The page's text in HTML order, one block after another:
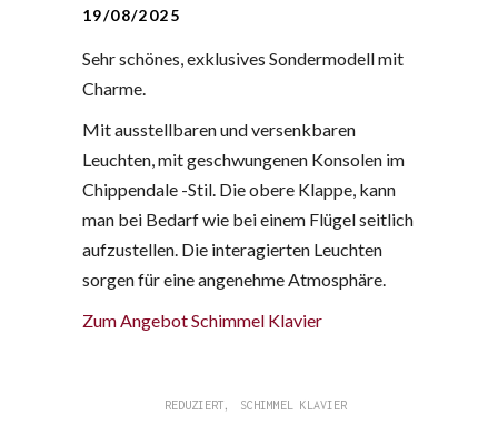
19/08/2025
Sehr schönes, exklusives Sondermodell mit
Charme.
Mit ausstellbaren und versenkbaren
Leuchten, mit geschwungenen Konsolen im
Chippendale -Stil. Die obere Klappe, kann
man bei Bedarf wie bei einem Flügel seitlich
aufzustellen. Die interagierten Leuchten
sorgen für eine angenehme Atmosphäre.
Zum Angebot Schimmel Klavier
REDUZIERT, SCHIMMEL KLAVIER